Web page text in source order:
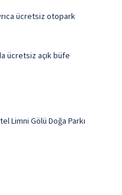
ücretsiz otopark
ücretsiz açık büfe
Limni Gölü Doğa Parkı